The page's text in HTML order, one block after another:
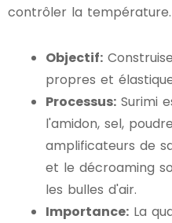
contrôler la température.
Objectif:
propres et
Processus: Surimi
l'amidon, sel,
amplificateurs de
et le décroaming
les bulles d'air.
Importance: La